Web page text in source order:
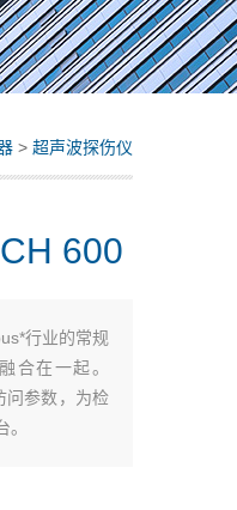
> 超声波探伤仪
600
行业的常规
合在一起。
问参数，为检